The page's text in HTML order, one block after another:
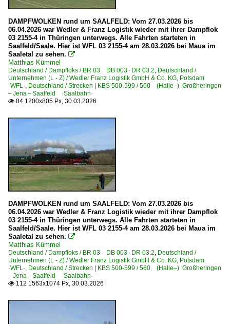
6 185 BR 185 ·Traxx AC1/2· Werbeloks
6 186 BR 186 ·Traxx MS2e·
6 187 BR 187 ·Traxx AC3·
6 187 BR 187 ·Traxx AC3· Private
6 189 BR 189 ·ES 64 F4· Private
6 192 BR 192 ·Smartron·
6 193 ¦ 7 193 BR 193 ·Vectron AC/MS· 'X4 E' Private
6 103 BR 103.1
6 110 BR 110 E 10 Werbeloks
6 112 BR 112 DR 212 Private
6 114 BR 114.0 ex 112.0 Private
6 139 BR 139 E 40.11 Private
6 140 BR 140 E 40 Private
6 142 BR 142 DR 242 E 42
6 143 BR 143 DR 243
6 143 BR 143 DR 243 Private
6 151 BR 151
DAMPFWOLKEN rund um SAALFELD: Vom 27.03.2026 bis
06.04.2026 war Wedler & Franz Logistik wieder mit ihrer Dampflok
03 2155-4 in Thüringen unterwegs. Alle Fahrten starteten in
Saalfeld/Saale. Hier ist WFL 03 2155-4 am 28.03.2026 bei Maua im
Saaletal zu sehen. 
Matthias Kümmel
Deutschland / Dampfloks / BR 03 DB 003 · DR 03.2, Deutschland /
Unternehmen (L - Z) / Wedler Franz Logistik GmbH & Co. KG, Potsdam
·WFL·, Deutschland / Strecken | KBS 500-599 / 560 (Halle–) Großheringen
– Jena – Saalfeld ·Saalbahn·
 84 1200x805 Px, 30.03.2026
DAMPFWOLKEN rund um SAALFELD: Vom 27.03.2026 bis
06.04.2026 war Wedler & Franz Logistik wieder mit ihrer Dampflok
03 2155-4 in Thüringen unterwegs. Alle Fahrten starteten in
Saalfeld/Saale. Hier ist WFL 03 2155-4 am 28.03.2026 bei Maua im
Saaletal zu sehen. 
Matthias Kümmel
Deutschland / Dampfloks / BR 03 DB 003 · DR 03.2, Deutschland /
Unternehmen (L - Z) / Wedler Franz Logistik GmbH & Co. KG, Potsdam
·WFL·, Deutschland / Strecken | KBS 500-599 / 560 (Halle–) Großheringen
– Jena – Saalfeld ·Saalbahn·
 112 1563x1074 Px, 30.03.2026